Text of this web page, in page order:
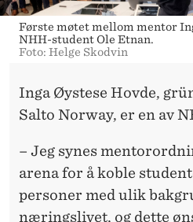
Første møtet mellom mentor
NHH-student Ole Etnan.
Foto: Helge Skodvin
Inga Øystese Hovde,
Salto Norway, er en av
– Jeg synes
arena for å koble
personer med ulik
næringslivet, og dette